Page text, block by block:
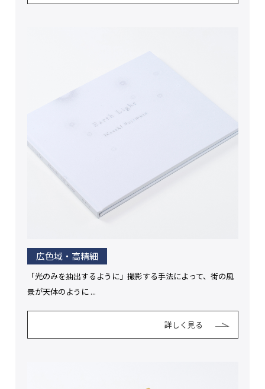
広色域・高精細
「光のみを抽出するように」撮影する手法によって、街の風
景が天体のように ...
詳しく見る